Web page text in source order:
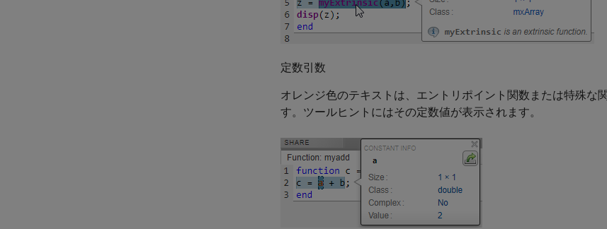
定数引数
オレンジ色のテキストは、エントリポイント関数または特殊な
す。ツールヒントにはその定数値が表示されます。